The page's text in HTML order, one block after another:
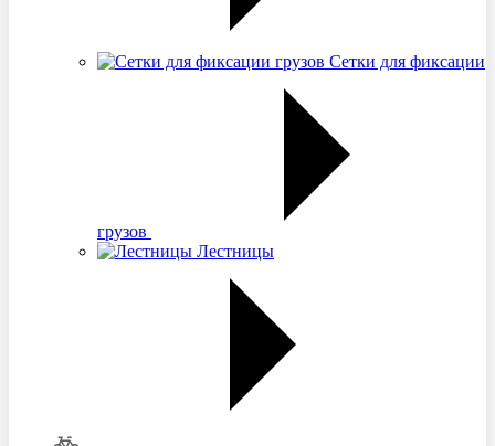
Сетки для фиксации
грузов
Лестницы